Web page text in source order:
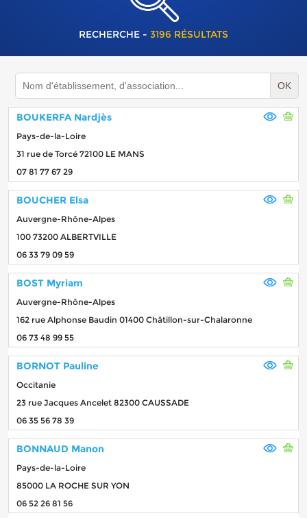
RECHERCHE - 3196 RÉSULTATS
OK
BOUKERFA Nardjès
Pays-de-la-Loire
31 rue de Torcé 72100 LE MANS
07 81 77 67 29
BOUCHER Elsa
Auvergne-Rhône-Alpes
100 73200 ALBERTVILLE
06 33 79 09 59
BOST Myriam
Auvergne-Rhône-Alpes
162 rue Alphonse Baudin 01400 Châtillon-sur-Chalaronne
06 73 48 99 55
BORNOT Pauline
Occitanie
23 rue Jacques Ancelet 82300 CAUSSADE
06 35 56 78 39
BONNAUD Manon
Pays-de-la-Loire
85000 LA ROCHE SUR YON
06 52 26 81 56